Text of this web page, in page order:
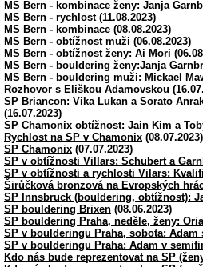
MS Bern - kombinace ženy: Janja
MS Bern - rychlost (11.08.2023)
MS Bern - kombinace (08.08.2023)
MS Bern - obtížnost muži (06.08.2023)
MS Bern - obtížnost ženy: Ai Mori
MS Bern - bouldering ženy:Janja
MS Bern - bouldering muži: Mickael
Rozhovor s Eliškou Adamovskou
SP Briancon: Vika Lukan a Sorato
(16.07.2023)
SP Chamonix obtížnost: Jain Kim a
Rychlost na SP v Chamonix (08.07.2023)
SP Chamonix (07.07.2023)
SP v obtížnosti Villars: Schubert a
SP v obtížnosti a rychlosti Vilars:
Širůčková bronzová na Evropských
SP Innsbruck (bouldering, obtížnost):
SP bouldering Brixen (08.06.2023)
SP bouldering Praha, neděle, ženy:
SP v boulderingu Praha, sobota: Adam
SP v boulderingu Praha: Adam v
Kdo nás bude reprezentovat na SP